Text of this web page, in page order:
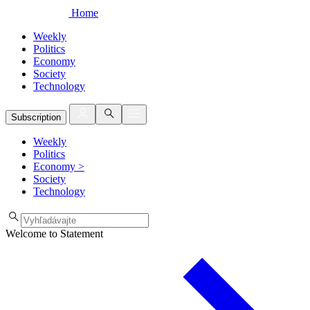
Home
Weekly
Politics
Economy
Society
Technology
Subscription
Weekly
Politics
Economy >
Society
Technology
Welcome to Statement